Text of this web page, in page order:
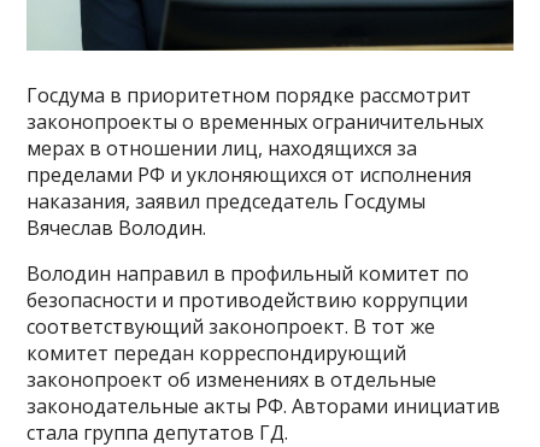
Госдума в приоритетном порядке рассмотрит
законопроекты о временных ограничительных
мерах в отношении лиц, находящихся за
пределами РФ и уклоняющихся от исполнения
наказания, заявил председатель Госдумы
Вячеслав Володин.
Володин направил в профильный комитет по
безопасности и противодействию коррупции
соответствующий законопроект. В тот же
комитет передан корреспондирующий
законопроект об изменениях в отдельные
законодательные акты РФ. Авторами инициатив
стала группа депутатов ГД.